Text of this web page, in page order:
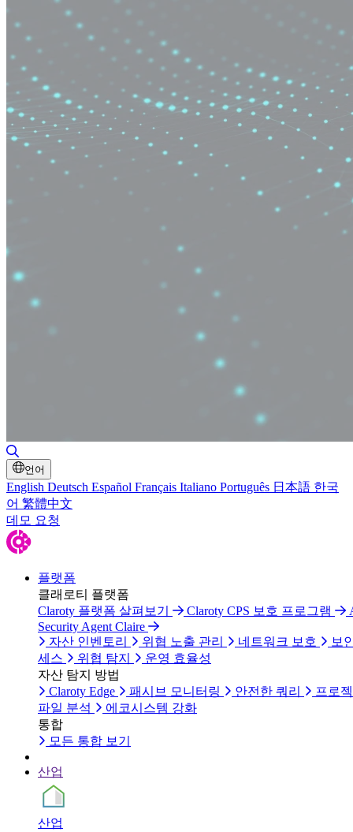
언어
English Deutsch Español Français Italiano Português 日本語 한국
어 繁體中文
데모 요청
플랫폼
클래로티 플랫폼
Claroty 플랫폼 살펴보기
Claroty CPS 보호 프로그램
Security Agent Claire
자산 인벤토리
위협 노출 관리 네트워크 보호
보
세스
위협 탐지
운영 효율성
자산 탐지 방법
Claroty Edge
패시브 모니터링 안전한 쿼리
프로
파일 분석
에코시스템 강화
통합
모든 통합 보기
산업
산업